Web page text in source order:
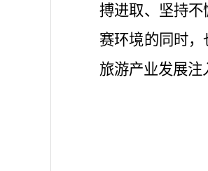
搏进取、坚持
赛环境的同时
旅游产业发展注